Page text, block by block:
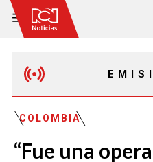
COLOMBIA
“Fue una